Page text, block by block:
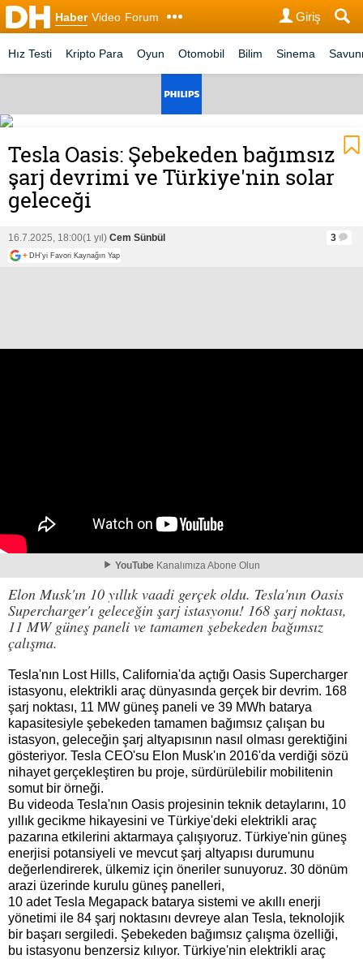
Haber Video Forum Giriş
Hız Testi Kripto Para Oyun Otomobil Bilim Sinema
Tesla Oasis: Şebekeden bağımsız
şarj devrimi ve Türkiye'nin solar
geleceği
16.7.2025, 18:00(1 yıl) Cem Sünbül 3
+ DH'yi Favori Kaynağın Yap
YouTube Kanalımıza Abone Olun
Elon Musk'ın 10 yıllık vaadi gerçek oldu. Tesla'nın Oasis
Supercharger'ı geleceğin şarj istasyonu! 168 şarj noktası,
11 MW güneş paneli ve tamamen şebekeden bağımsız
çalışma.
Tesla'nın Lost Hills, California'da açtığı Oasis Supercharger
istasyonu, elektrikli araç dünyasında gerçek bir devrim. 168
şarj noktası, 11 MW güneş paneli ve 39 MWh batarya
kapasitesiyle şebekeden tamamen bağımsız çalışan bu
istasyon, geleceğin şarj altyapısının nasıl olması gerektiğini
gösteriyor. Tesla CEO'su Elon Musk'ın 2016'da verdiği sözü
nihayet gerçekleştiren bu proje, sürdürülebilir mobilitenin
somut bir örneği.
Bu videoda Tesla'nın Oasis projesinin teknik detaylarını, 10
yıllık gecikme hikayesini ve Türkiye'deki elektrikli araç
pazarına etkilerini aktarmaya çalışıyoruz. Türkiye'nin güneş
enerjisi potansiyeli ve mevcut şarj altyapısı durumunu
değerlendirerek, ülkemiz için öneriler sunuyoruz. 30 dönüm
arazi üzerinde kurulu güneş panelleri,
10 adet Tesla Megapack batarya sistemi ve akıllı enerji
yönetimi ile 84 şarj noktasını devreye alan Tesla, teknolojik
bir başarı sergiledi. Şebekeden bağımsız çalışma özelliği,
bu istasyonu benzersiz kılıyor. Türkiye'nin elektrikli araç